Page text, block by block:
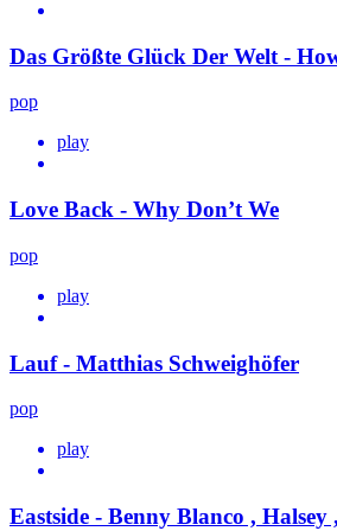
Das Größte Glück Der Welt -
pop
play
Love Back - Why Don’t We
pop
play
Lauf - Matthias Schweighöfer
pop
play
Eastside - Benny Blanco ,